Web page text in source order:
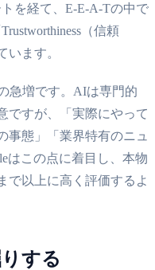
を経て、E-E-A-Tの中で
（信頼
います。
急増です。AIは専門的
ですが、「実際にやって
事態」「業界特有のニュ
はこの点に着目し、本物
で以上に高く評価するよ
する